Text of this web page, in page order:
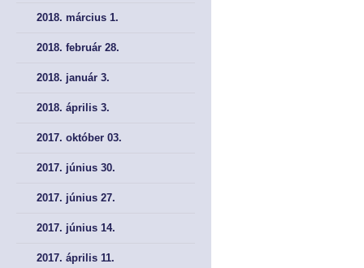
2018. március 1.
2018. február 28.
2018. január 3.
2018. április 3.
2017. október 03.
2017. június 30.
2017. június 27.
2017. június 14.
2017. április 11.